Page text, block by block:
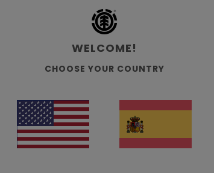
WELCOME!
CHOOSE YOUR COUNTRY